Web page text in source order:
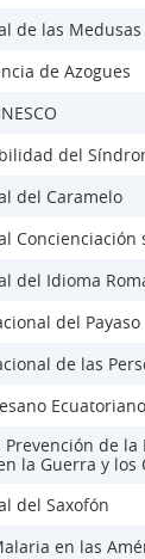
de las Medusas
de Azogues
del
del Caramelo
Concienciación
del Idioma
del Payaso
de las
Ecuatoriano
Prevención de
la Guerra y los
del Saxofón
en las